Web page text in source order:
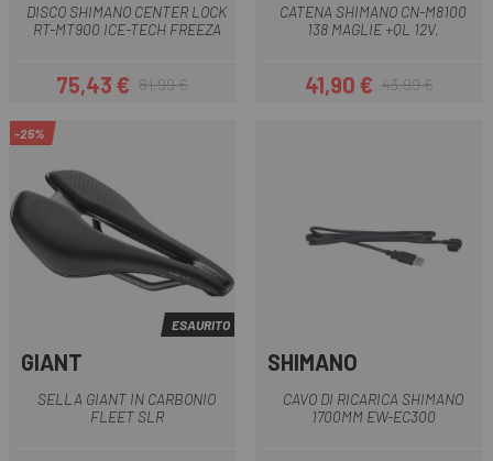
DISCO SHIMANO CENTER LOCK
RT-MT900 ICE-TECH FREEZA
Prezzo
75,43 €Prezzo base
81,99 €
CATENA SHIMANO CN-M8100
138 MAGLIE +QL 12V.
Prezzo
41,90 €Prezzo base
43,99 €
-25%
ESAURITO
GIANT
SELLA GIANT IN CARBONIO
FLEET SLR
SHIMANO
CAVO DI RICARICA SHIMANO
1700MM EW-EC300